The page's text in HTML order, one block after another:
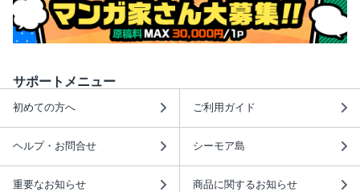
サポートメニュー
初めての方へ ご利用ガイド
ヘルプ・お問合せ シーモア島
重要なお知らせ 商品に関するお知らせ